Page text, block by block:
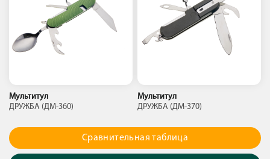
Мультитул
ДРУЖБА (ДМ-360)
Мультитул
ДРУЖБА (ДМ-370)
Сравнительная таблица